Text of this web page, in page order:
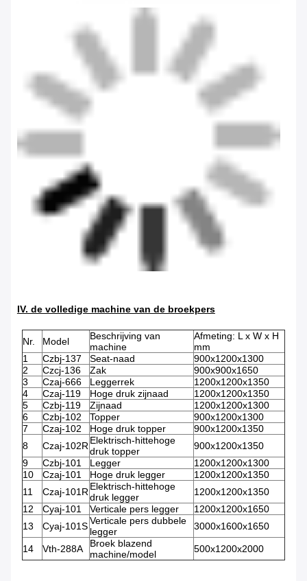
IV. de volledige machine van de broekpers
Nr. Model
Beschrijving van
machine
Afmeting: L x W x H
mm
1
Czbj-137 Seat-naad
900x1200x1300
2
Czcj-136 Zak
900x900x1650
3
Czaj-666 Leggerrek
1200x1200x1350
4
Czaj-119 Hoge druk zijnaad
1200x1200x1350
5
Czbj-119 Zijnaad
1200x1200x1300
6
Czbj-102 Topper
900x1200x1300
7
Czaj-102 Hoge druk topper
900x1200x1350
8
Czaj-102RElektrisch-hittehoge
druk topper
900x1200x1350
9
Czbj-101 Legger
1200x1200x1300
10
Czaj-101 Hoge druk legger
1200x1200x1350
11
Czaj-101RElektrisch-hittehoge
druk legger
1200x1200x1350
12
Cyaj-101 Verticale pers legger
1200x1200x1650
13
Cyaj-101SVerticale pers dubbele
legger
3000x1600x1650
14 Vth-288A
Broek blazend
machine/model
500x1200x2000